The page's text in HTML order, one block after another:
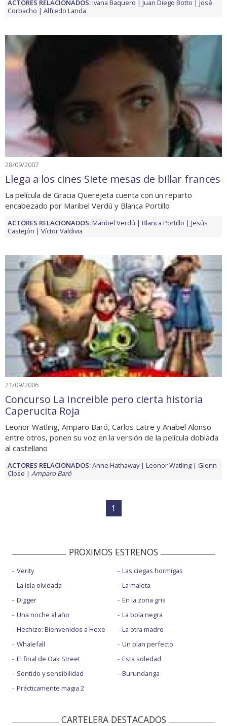
ACTORES RELACIONADOS:Ivana Baquero Juan Diego Botto
José
Corbacho
Alfredo Landa
28/09/2007
Llega a los cines Siete mesas de billar frances
La película de Gracia Querejeta cuenta con un reparto
encabezado por Maribel Verdú y Blanca Portillo
ACTORES RELACIONADOS:Maribel Verdú Blanca Portillo
Jesús
Castejón
Víctor Valdivia
21/09/2006
Concurso La Increible pero cierta historia
Caperucita Roja
Leonor Watling, Amparo Baró, Carlos Latre y Anabel Alonso
entre otros, ponen su voz en la versión de la película doblada
al castellano
ACTORES RELACIONADOS:Anne Hathaway Leonor Watling
Glenn
Close
Amparo Baró
1
PROXIMOS ESTRENOS
Verity
La isla olvidada
Digger
Una noche al año
Hechizo: Bienvenidos a Hexe
Whalefall
El final de Oak Street
Sentido y sensibilidad
Prácticamente magia 2
Las ciegas hormigas
La maleta
En la zona gris
La bola negra
La otra madre
Un plan perfecto
Esta soledad
Burundanga
CARTELERA DESTACADOS